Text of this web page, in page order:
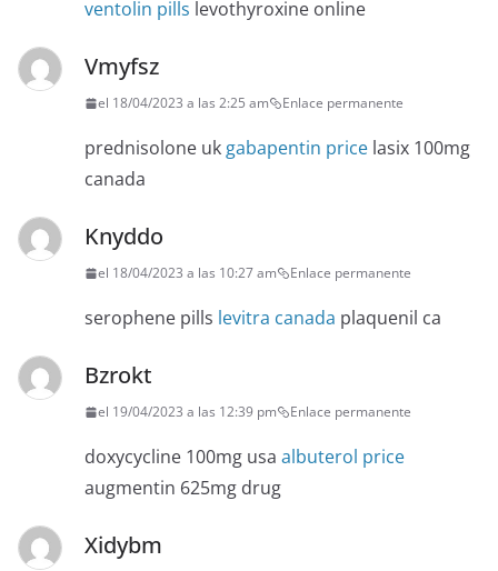
ventolin pills levothyroxine online
Vmyfsz
el 18/04/2023 a las 2:25 am Enlace permanente
prednisolone ukgabapentin price lasix 100mg
canada
Knyddo
el 18/04/2023 a las 10:27 am Enlace permanente
serophene pills levitra canada plaquenil ca
Bzrokt
el 19/04/2023 a las 12:39 pm Enlace permanente
doxycycline 100mg usa albuterol price
augmentin 625mg drug
Xidybm